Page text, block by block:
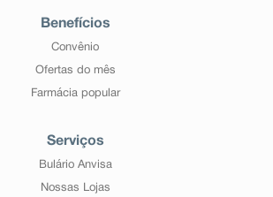
Benefícios
Convênio
Ofertas do mês
Farmácia popular
Serviços
Bulário Anvisa
Nossas Lojas